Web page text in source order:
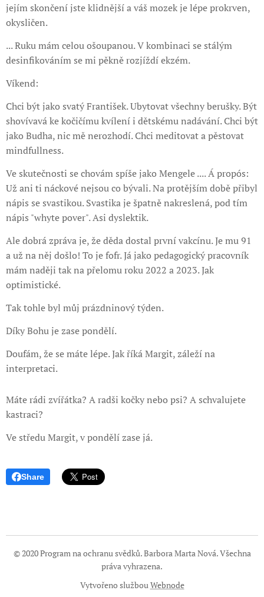
jejím skončení jste klidnější a váš mozek je lépe prokrven,
okysličen.
... Ruku mám celou ošoupanou. V kombinaci se stálým
desinfikováním se mi pěkně rozjíždí ekzém.
Víkend:
Chci být jako svatý František. Ubytovat všechny berušky. Být
shovívavá ke kočičímu kvílení i dětskému nadávání. Chci být
jako Budha, nic mě nerozhodí. Chci meditovat a pěstovat
mindfullness.
Ve skutečnosti se chovám spíše jako Mengele .... Á propós:
Už ani ti náckové nejsou co bývali. Na protějším době přibyl
nápis se svastikou. Svastika je špatně nakreslená, pod tím
nápis "whyte pover". Asi dyslektik.
Ale dobrá zpráva je, že děda dostal první vakcínu. Je mu 91
a už na něj došlo! To je fofr. Já jako pedagogický pracovník
mám naději tak na přelomu roku 2022 a 2023. Jak
optimistické.
Tak tohle byl můj prázdninový týden.
Díky Bohu je zase pondělí.
Doufám, že se máte lépe. Jak říká Margit, záleží na
interpretaci.
Máte rádi zvířátka? A radši kočky nebo psi? A schvalujete
kastraci?
Ve středu Margit, v pondělí zase já.
Share
© 2020 Program na ochranu svědků. Barbora Marta Nová. Všechna
práva vyhrazena.
Vytvořeno službouWebnode